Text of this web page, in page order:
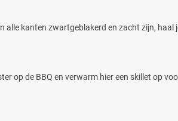
alle kanten zwartgeblakerd en zacht zijn, haal
op de BBQ en verwarm hier een skillet op